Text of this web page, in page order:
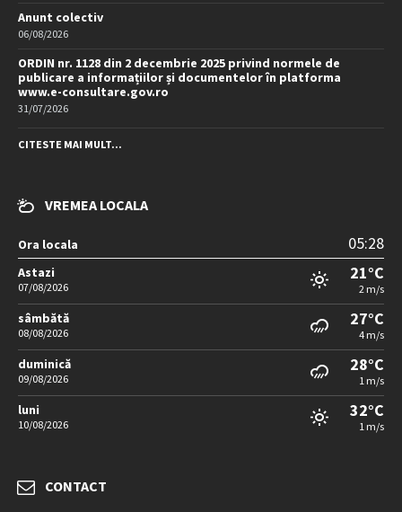
Anunt colectiv
06/08/2026
ORDIN nr. 1128 din 2 decembrie 2025 privind normele de
publicare a informațiilor și documentelor în platforma
www.e-consultare.gov.ro
31/07/2026
CITESTE MAI MULT...
VREMEA LOCALA
Ora locala 05:28
Astazi
07/08/2026
21°C
2 m/s
sâmbătă
08/08/2026
27°C
4 m/s
duminică
09/08/2026
28°C
1 m/s
luni
10/08/2026
32°C
1 m/s
CONTACT